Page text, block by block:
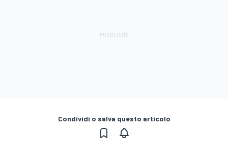
Condividi o salva questo articolo